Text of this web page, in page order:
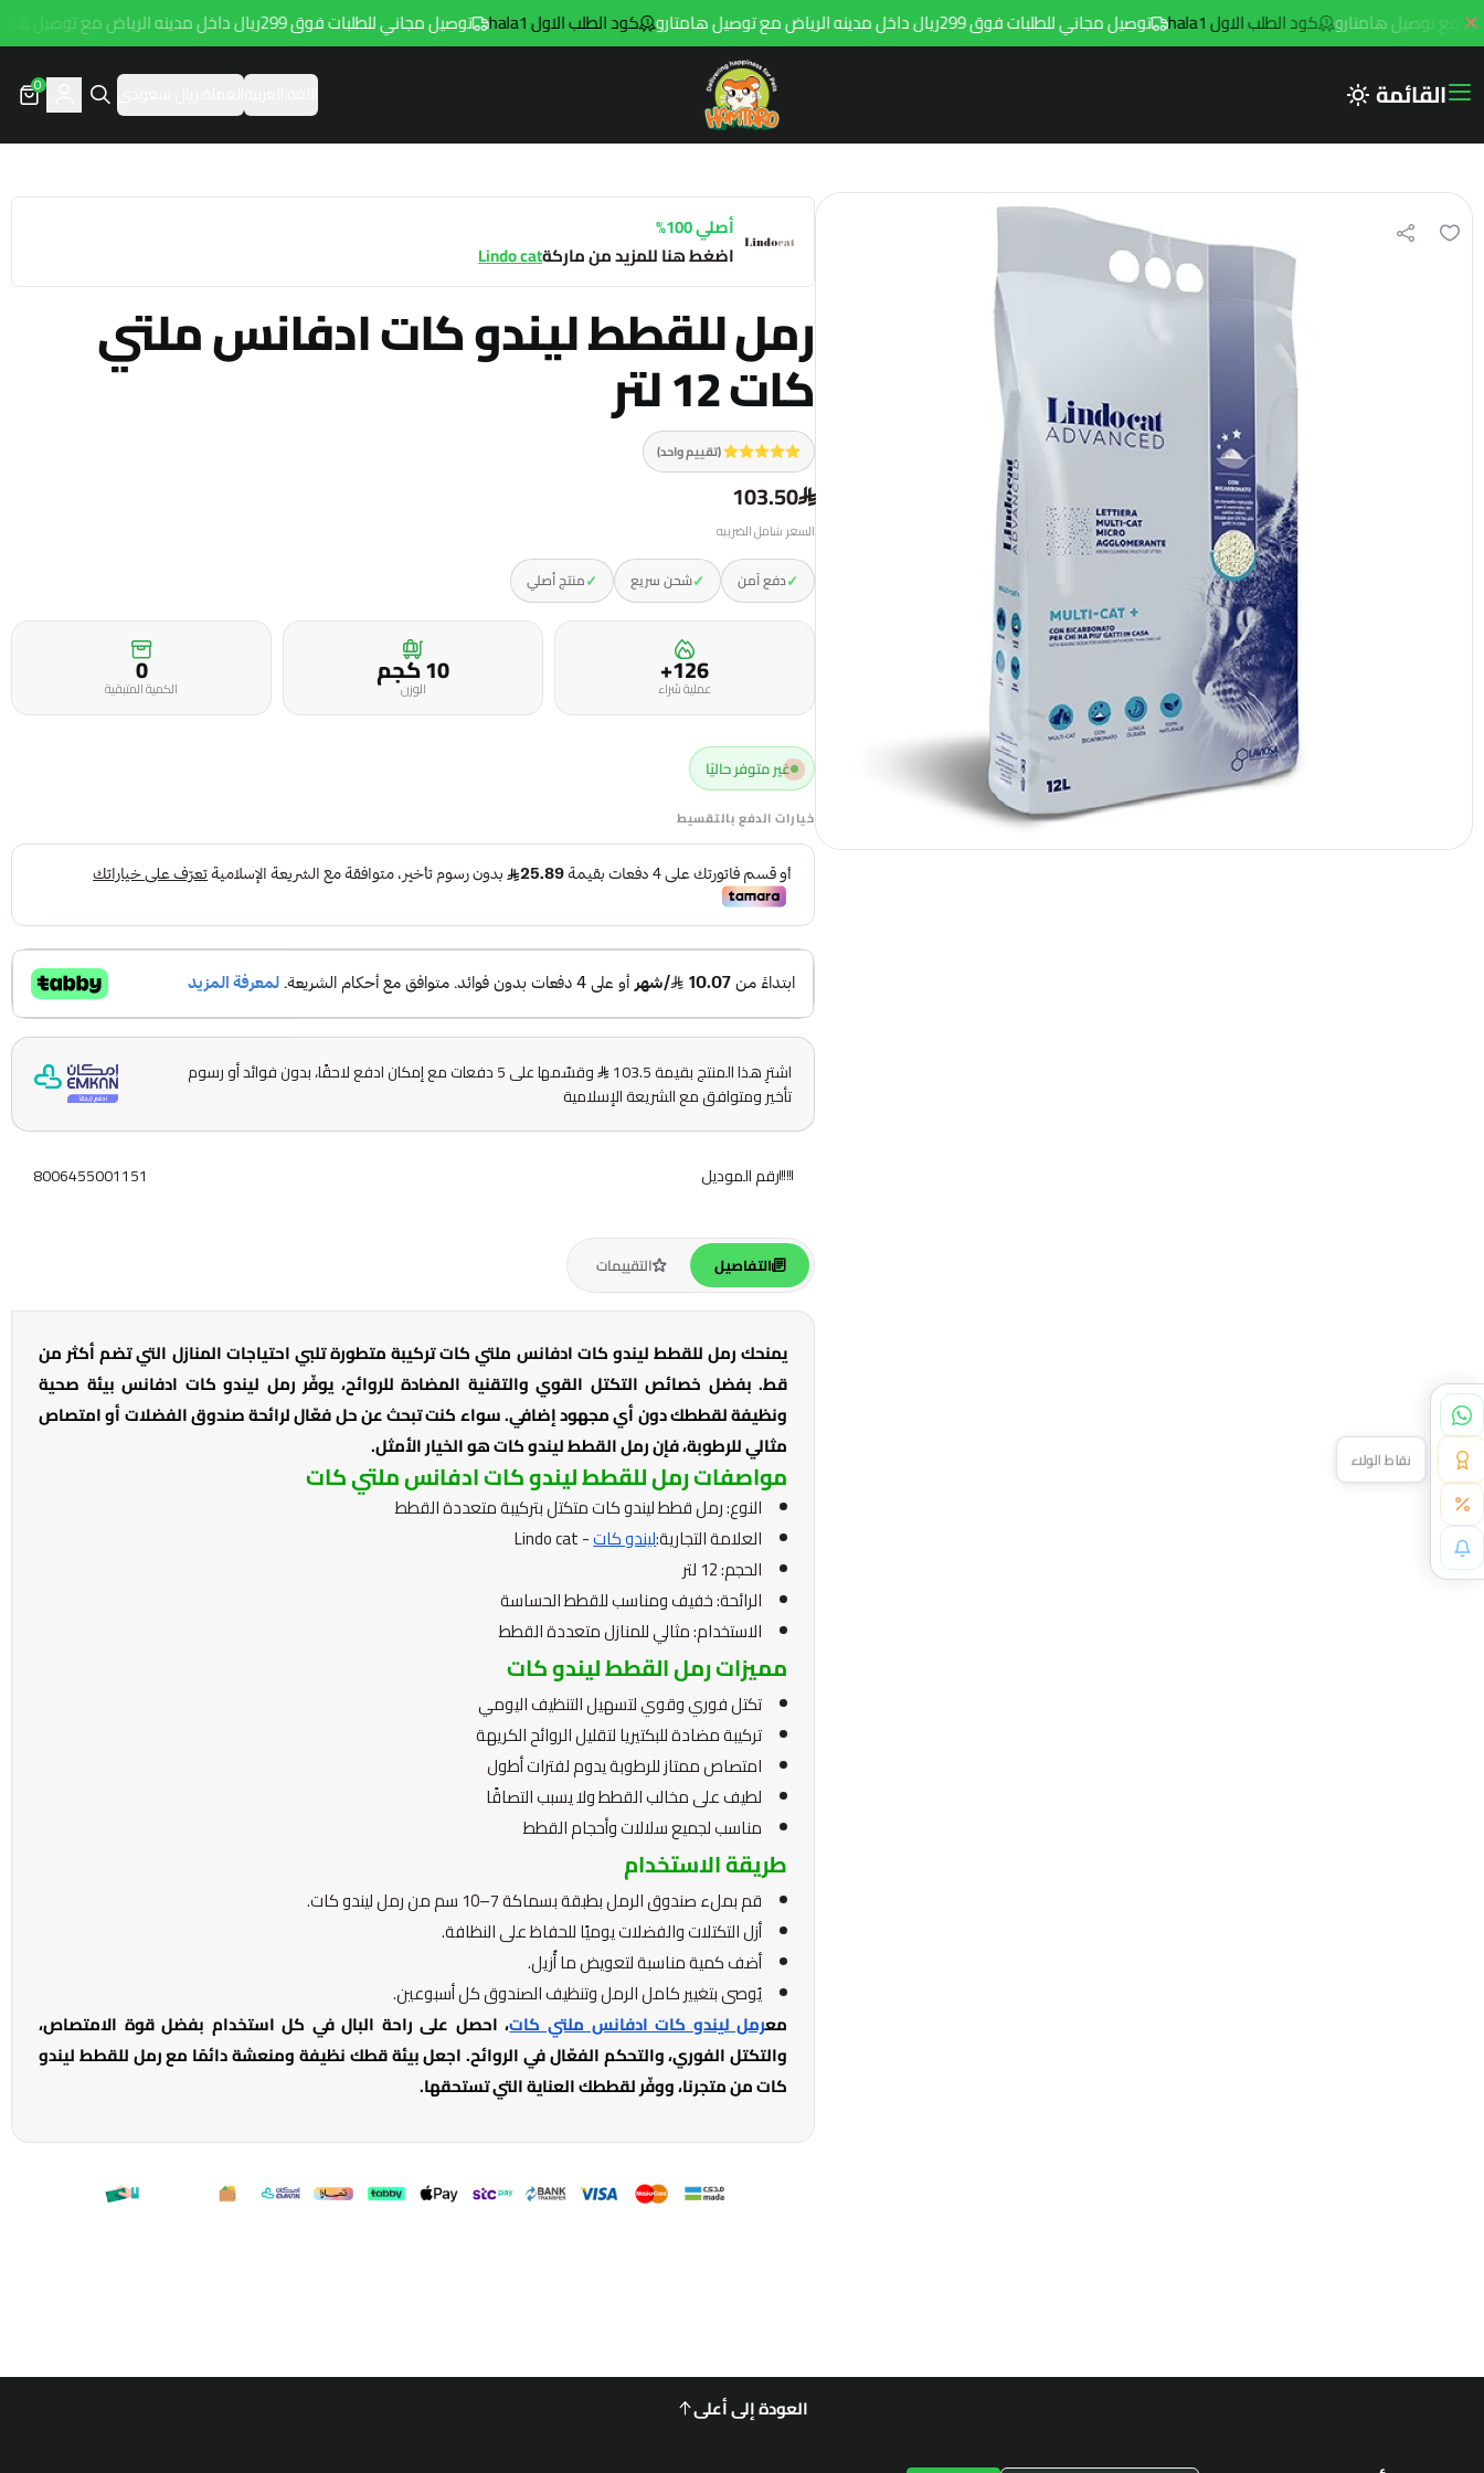
كود الطلب الاول hala1 توصيل مجاني للطلبات فوق 299ريال داخل مدينه الرياض مع توصيل هامتارو كود الطلب الاول hala1 توصيل مجاني للطلبات فوق 299ريال داخل مدينه الرياض مع توصيل هامتارو
القائمة Hamtaro
0
أصلي 100%
اضغط هنا للمزيد من ماركةLindo cat
رمل للقطط ليندو كات ادفانس ملتي
كات 12 لتر
(تقييم واحد)
103.50
السعر شامل الضريبه
✓دفع آمن ✓شحن سريع ✓منتج أصلي
126+
عملية شراء 10 كجمالوزن 0
الكمية المتبقية
غير متوفر حاليًا
خيارات الدفع بالتقسيط
اشترِ هذا المنتج بقيمة 103.5
وقسّمها على 5 دفعات مع إمكان ادفع لاحقًا، بدون فوائد أو رسوم
تأخير ومتوافق مع الشريعة الإسلامية
رقم الموديل 8006455001151
التفاصيل التقييمات
يمنحك رمل للقطط ليندو كات ادفانس ملتي كات تركيبة متطورة تلبي احتياجات المنازل التي تضم أكثر من
قط. بفضل خصائص التكتل القوي والتقنية المضادة للروائح، يوفّر رمل ليندو كات ادفانس بيئة صحية
ونظيفة لقططك دون أي مجهود إضافي. سواء كنت تبحث عن حل فعّال لرائحة صندوق الفضلات أو امتصاص
مثالي للرطوبة، فإن رمل القطط ليندو كات هو الخيار الأمثل.
مواصفات رمل للقطط ليندو كات ادفانس ملتي كات
النوع: رمل قطط ليندو كات متكتل بتركيبة متعددة القطط
العلامة التجارية:ليندو كات- Lindo cat
الحجم: 12 لتر
الرائحة: خفيف ومناسب للقطط الحساسة
الاستخدام: مثالي للمنازل متعددة القطط
مميزات رمل القطط ليندو كات
تكتل فوري وقوي لتسهيل التنظيف اليومي
تركيبة مضادة للبكتيريا لتقليل الروائح الكريهة
امتصاص ممتاز للرطوبة يدوم لفترات أطول
لطيف على مخالب القطط ولا يسبب التصاقًا
مناسب لجميع سلالات وأحجام القطط
طريقة الاستخدام
قم بملء صندوق الرمل بطبقة بسماكة 7–10 سم من رمل ليندو كات.
أزل التكتلات والفضلات يوميًا للحفاظ على النظافة.
أضف كمية مناسبة لتعويض ما أُزيل.
يُوصى بتغيير كامل الرمل وتنظيف الصندوق كل أسبوعين.
معرمل ليندو كات ادفانس ملتي كات، احصل على راحة البال في كل استخدام بفضل قوة الامتصاص،
والتكتل الفوري، والتحكم الفعّال في الروائح. اجعل بيئة قطك نظيفة ومنعشة دائمًا مع رمل للقطط ليندو
كات من متجرنا، ووفّر لقططك العناية التي تستحقها.
العودة إلى أعلى
نقاط الولاء